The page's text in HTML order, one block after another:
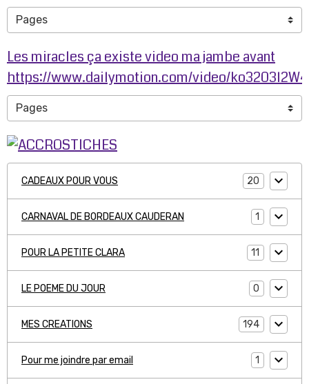
Les miracles ça existe video ma jambe avant
https://www.dailymotion.com/video/
CADEAUX POUR VOUS 20
CARNAVAL DE BORDEAUX CAUDERAN 1
POUR LA PETITE CLARA 11
LE POEME DU JOUR 0
MES CREATIONS 194
Pour me joindre par email 1